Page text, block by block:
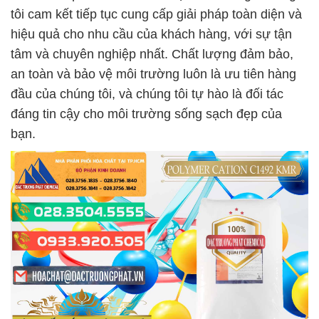
tôi cam kết tiếp tục cung cấp giải pháp toàn diện và
hiệu quả cho nhu cầu của khách hàng, với sự tận
tâm và chuyên nghiệp nhất. Chất lượng đảm bảo,
an toàn và bảo vệ môi trường luôn là ưu tiên hàng
đầu của chúng tôi, và chúng tôi tự hào là đối tác
đáng tin cậy cho môi trường sống sạch đẹp của
bạn.